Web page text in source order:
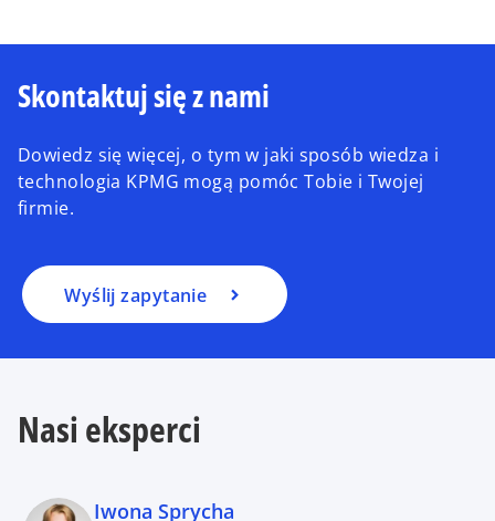
Skontaktuj się z nami
Dowiedz się więcej, o tym w jaki sposób wiedza i
technologia KPMG mogą pomóc Tobie i Twojej
firmie.
Wyślij zapytanie
Nasi eksperci
Iwona Sprycha